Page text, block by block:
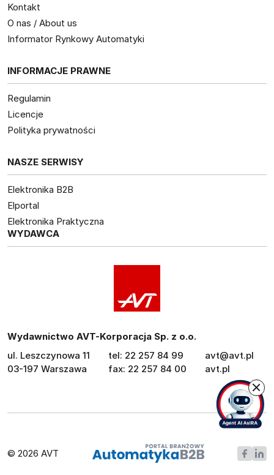
Kontakt
O nas / About us
Informator Rynkowy Automatyki
INFORMACJE PRAWNE
Regulamin
Licencje
Polityka prywatności
NASZE SERWISY
Elektronika B2B
Elportal
Elektronika Praktyczna
WYDAWCA
Wydawnictwo AVT-Korporacja Sp. z o.o.
ul. Leszczynowa 11
03-197 Warszawa
tel: 22 257 84 99
fax: 22 257 84 00
avt@avt.pl
avt.pl
© 2026 AVT